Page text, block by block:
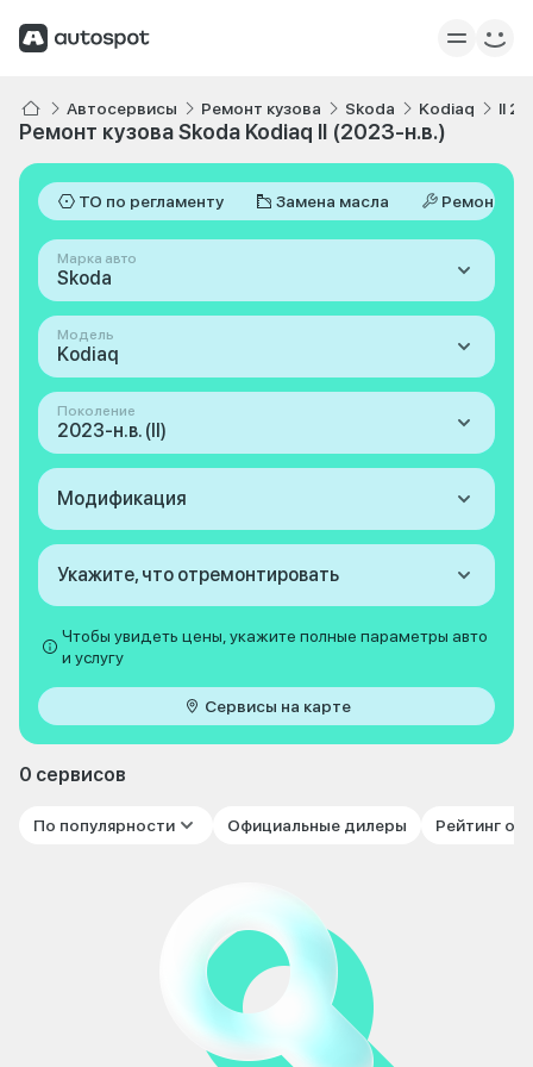
Автосервисы Ремонт кузова Skoda Kodiaq II
Ремонт кузова Skoda Kodiaq II (2023-н.в.)
ТО по регламенту Замена масла Ремонт
Марка авто
Skoda
Модель
Kodiaq
Поколение
2023-н.в. (II)
Модификация
Укажите, что отремонтировать
Чтобы увидеть цены, укажите полные параметры авто
и услугу
Сервисы на карте
0 сервисов
По популярности Официальные дилеры Рейтинг